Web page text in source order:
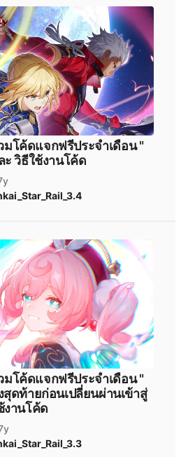
พชร_ล่าสุด
ชัน_3.5
#Hyacine
แจกฟรี #HSR_วิธีหาเพชร
#HSR_เติมเพชร
#โค้ดฟรี
#HonkaiFreeCodes
#genshinimpact
#genshin_impact_ayato
#genshin_impact_Download
#genshin_impact_แจกเพชร
ฟรี #Playstation #PS5
ว #Genshin_Impact_5_ดาว
#PlayStation5
#เกมsteam #steam #xbox
#เกมใหม่steam
#epicgames
มโค้ดแจกฟรีประจำเดือน "
วิธีใช้งานโค้ด
แจกฟรี
โค้ดแจกฟรี
#HSR_July_2025_Code
#
HSR_Code_ใหม่
วิธีหา_Stellar_Jade
โค้ด #โค้ดฟรี
#HonkaiFreeCodes
#ฟรีไอเทม #โปรโมชั่นเกม
#HonkaiUpdates
รี #HonkaiStarRail2025
ย #HonkaiEvent
#GameCodes
#GamePromotion
#Version3.4
มโค้ดแจกฟรีประจำเดือน "
ดท้ายก่อนเปลี่ยนผ่านเข้าสู่
งานโค้ด